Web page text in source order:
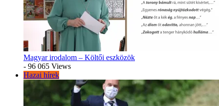
Magyar irodalom – Költői eszközök
- 96 065 Views
Hazai hírek